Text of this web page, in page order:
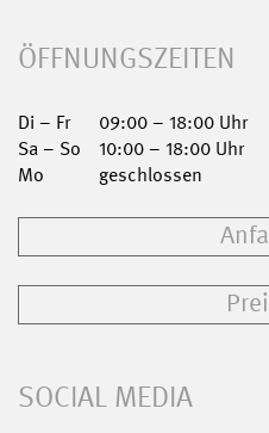
ÖFFNUNGSZEITEN
Di – Fr
09:00 – 18:00 Uhr
Sa – So
10:00 – 18:00 Uhr
Mo
geschlossen
SOCIAL MEDIA